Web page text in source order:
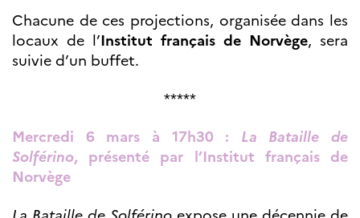
formations
Ressources
pédagogiques
post-
doctorants
France
Chacune de ces projections, organisée dans les
locaux de l’Institut français de Norvège, sera
suivie d’un buffet.
*****
Mercredi 6 mars à 17h30 : La Bataille de
Solférino, présenté par l’Institut français de
Norvège